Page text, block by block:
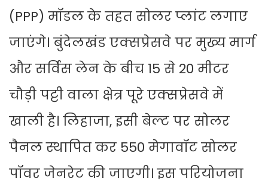
(PPP) मॉडल के तहत सोलर प्लांट लगाए
जाएंगे। बुंदेलखंड एक्सप्रेसवे पर मुख्य मार्ग
और सर्विस लेन के बीच 15 से 20 मीटर
चौड़ी पट्टी वाला क्षेत्र पूरे एक्सप्रेसवे में
खाली है। लिहाजा, इसी बेल्ट पर सोलर
पैनल स्थापित कर 550 मेगावॉट सोलर
पॉवर जेनरेट की जाएगी। इस परियोजना